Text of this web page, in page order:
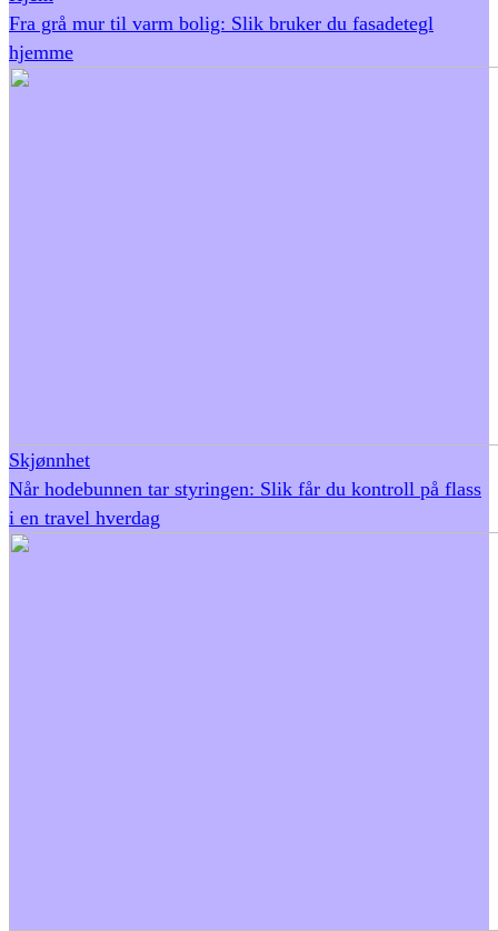
Fra grå mur til varm bolig: Slik bruker du fasadetegl
hjemme
Skjønnhet
Når hodebunnen tar styringen: Slik får du kontroll på flass
i en travel hverdag